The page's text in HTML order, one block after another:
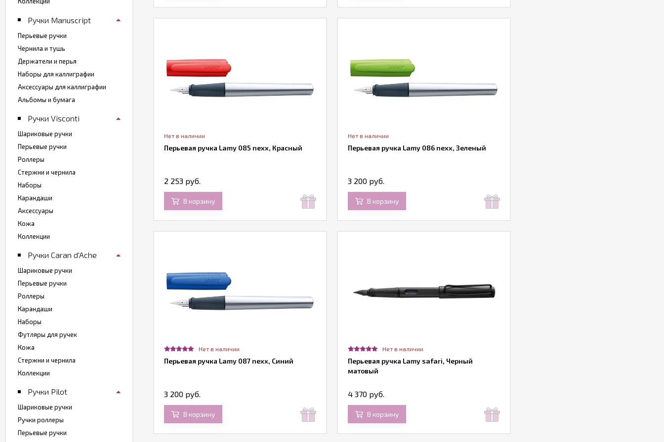
Нет в наличии
Перьевая ручка Lamy 085 nexx, Красный
2 253 руб.
В корзину
Нет в наличии
Перьевая ручка Lamy 086 nexx, Зеленый
3 200 руб.
В корзину
Нет в наличии
Перьевая ручка Lamy 087 nexx, Синий
3 200 руб.
В корзину
Нет в наличии
Перьевая ручка Lamy safari, Черный
матовый
4 370 руб.
В корзину
Ручки Manuscript
Перьевые ручки
Чернила и тушь
Держатели и перья
Наборы для каллиграфии
Аксессуары для каллиграфии
Альбомы и бумага
Ручки Visconti
Шариковые ручки
Перьевые ручки
Роллеры
Стержни и чернила
Наборы
Карандаши
Аксессуары
Кожа
Коллекции
Ручки Caran d'Ache
Шариковые ручки
Перьевые ручки
Роллеры
Карандаши
Наборы
Футляры для ручек
Кожа
Стержни и чернила
Коллекции
Ручки Pilot
Шариковые ручки
Ручки роллеры
Перьевые ручки